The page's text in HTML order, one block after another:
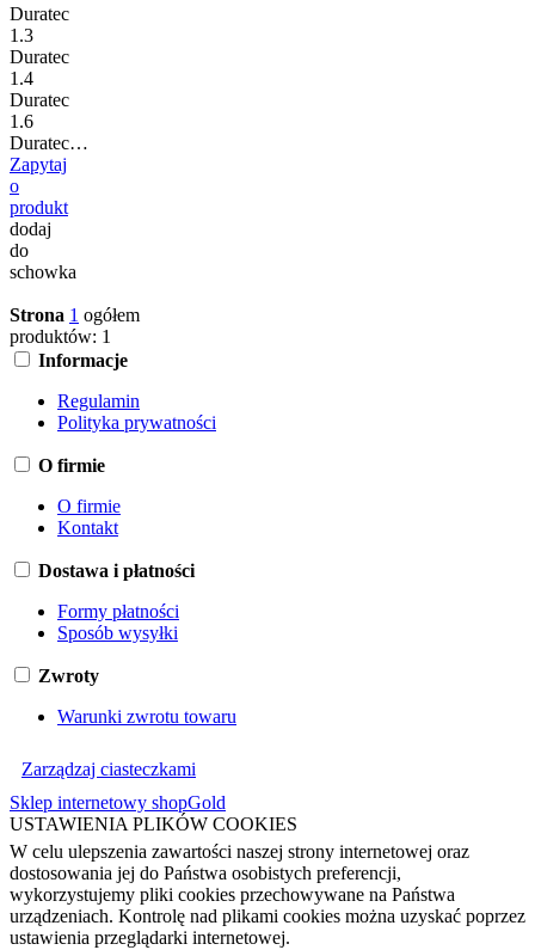
Duratec
1.3
Duratec
1.4
Duratec
1.6
Duratec…
Zapytaj
o
produkt
dodaj
do
schowka
Strona 1 ogółem
produktów: 1
Informacje
Regulamin
Polityka prywatności
O firmie
O firmie
Kontakt
Dostawa i płatności
Formy płatności
Sposób wysyłki
Zwroty
Warunki zwrotu towaru
Zarządzaj ciasteczkami
Sklep internetowy shopGold
USTAWIENIA PLIKÓW COOKIES
W celu ulepszenia zawartości naszej strony internetowej oraz
dostosowania jej do Państwa osobistych preferencji,
wykorzystujemy pliki cookies przechowywane na Państwa
urządzeniach. Kontrolę nad plikami cookies można uzyskać poprzez
ustawienia przeglądarki internetowej.